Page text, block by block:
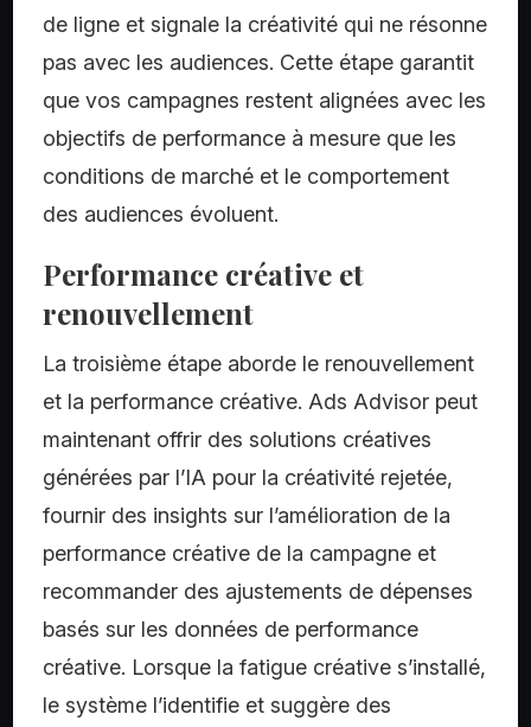
de ligne et signale la créativité qui ne résonne
pas avec les audiences. Cette étape garantit
que vos campagnes restent alignées avec les
objectifs de performance à mesure que les
conditions de marché et le comportement
des audiences évoluent.
Performance créative et
renouvellement
La troisième étape aborde le renouvellement
et la performance créative. Ads Advisor peut
maintenant offrir des solutions créatives
générées par l’IA pour la créativité rejetée,
fournir des insights sur l’amélioration de la
performance créative de la campagne et
recommander des ajustements de dépenses
basés sur les données de performance
créative. Lorsque la fatigue créative s’installé,
le système l’identifie et suggère des